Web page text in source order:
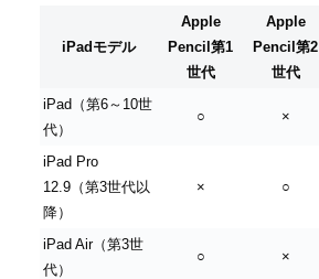
iPadモデル
Apple
Pencil第1
世代
Apple
Pencil第2
世代
iPad（第6～10世
代）
○ ×
iPad Pro
12.9（第3世代以
降）
× ○
iPad Air（第3世
代）
○ ×